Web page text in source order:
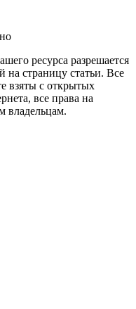
ресурса разрешается
на страницу статьи. Все
взяты с открытых
все права на
владельцам.